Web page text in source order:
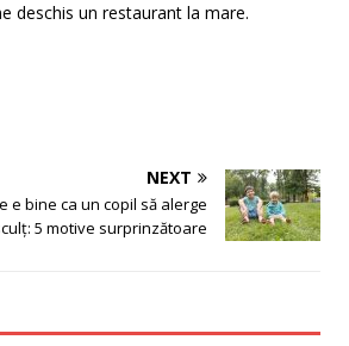
deschis un restaurant la mare.
NEXT
e bine ca un copil să alerge
5 motive surprinzătoare